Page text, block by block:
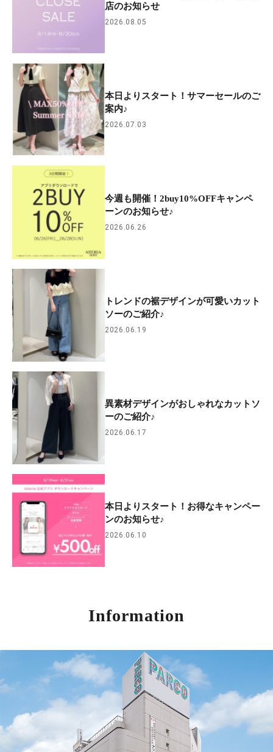
店のお知らせ
2026.08.05
本日よりスタート！サマーセールのご
案内♪
2026.07.03
今週も開催！2buy10%OFFキャンペ
ーンのお知らせ♪
2026.06.26
トレンドの裾デザインが可愛いカット
ソーのご紹介♪
2026.06.19
異素材デザインがおしゃれなカットソ
ーのご紹介♪
2026.06.17
本日よりスタート！お得なキャンペー
ンのお知らせ♪
2026.06.10
Information